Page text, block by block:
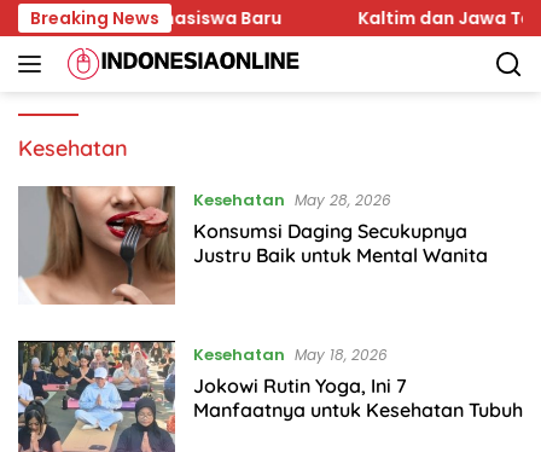
Skip
to
content
Breaking News
Karakter Mahasiswa Baru Kaltim dan Jawa
Kesehatan
Kesehatan May 28, 2026
Konsumsi Daging Secukupnya
Justru Baik untuk Mental Wanita
Kesehatan May 18, 2026
Jokowi Rutin Yoga, Ini 7
Manfaatnya untuk Kesehatan Tubuh